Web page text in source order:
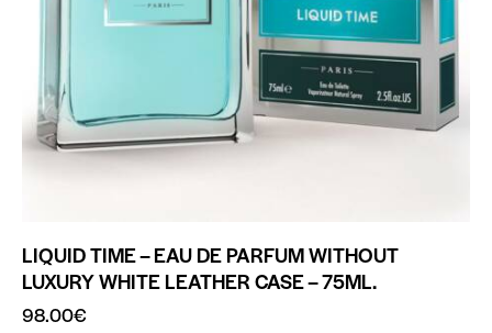
LIQUID TIME – EAU DE PARFUM WITHOUT
LUXURY WHITE LEATHER CASE – 75ML.
98.00€